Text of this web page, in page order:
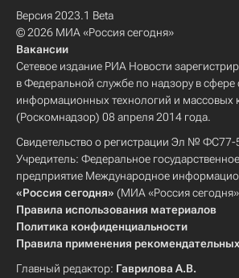
Версия 2023.1 Beta
© 2026 МИА «Россия сегодня»
Вакансии
Сетевое издание РИА Новости
в Федеральной службе по надзору в сфере
информационных технологий и массовых
(Роскомнадзор) 08 апреля 2014 года.
Свидетельство о регистрации Эл № ФС77-
Учредитель: Федеральное
предприятие Международное
«Россия сегодня» (МИА «Россия
Правила использования материалов
Политика конфиденциальности
Правила применения
Главный редактор: Гаврилова А.В.